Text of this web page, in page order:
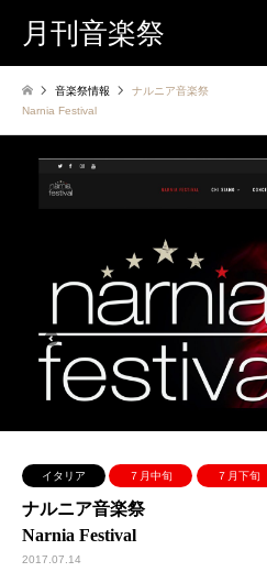
月刊音楽祭
音楽祭情報
ナルニア音楽祭
Narnia Festival
イタリア ７月中旬 ７月下旬
ナルニア音楽祭
Narnia Festival
2017.07.14